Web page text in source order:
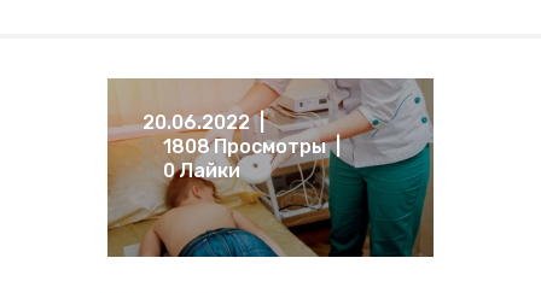
ЛАЙФХАКИ
ВИДЕО
ФОРУМ
20.06.2022
1808Просмотры
0Лайки